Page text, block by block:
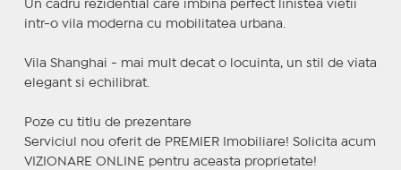
Un cadru rezidential care imbina perfect linistea vietii
intr-o vila moderna cu mobilitatea urbana.
Vila Shanghai - mai mult decat o locuinta, un stil de viata
elegant si echilibrat.
Poze cu titlu de prezentare
Serviciul nou oferit de PREMIER Imobiliare! Solicita acum
VIZIONARE ONLINE pentru aceasta proprietate!